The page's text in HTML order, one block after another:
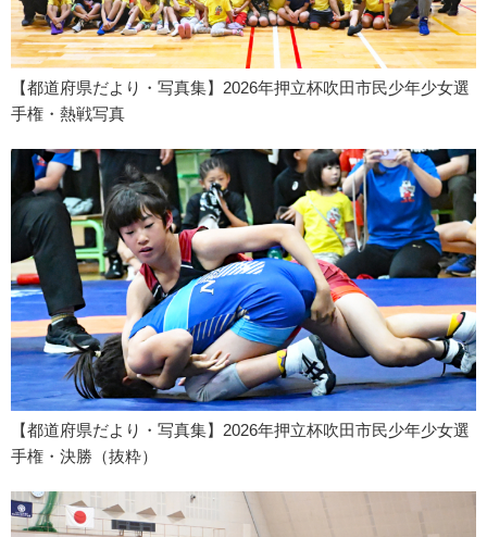
【都道府県だより・写真集】2026年押立杯吹田市民少年少女選
手権・熱戦写真
【都道府県だより・写真集】2026年押立杯吹田市民少年少女選
手権・決勝（抜粋）